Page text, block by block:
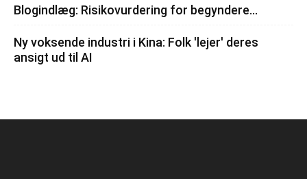
Blogindlæg: Risikovurdering for begyndere…
Ny voksende industri i Kina: Folk 'lejer' deres
ansigt ud til AI